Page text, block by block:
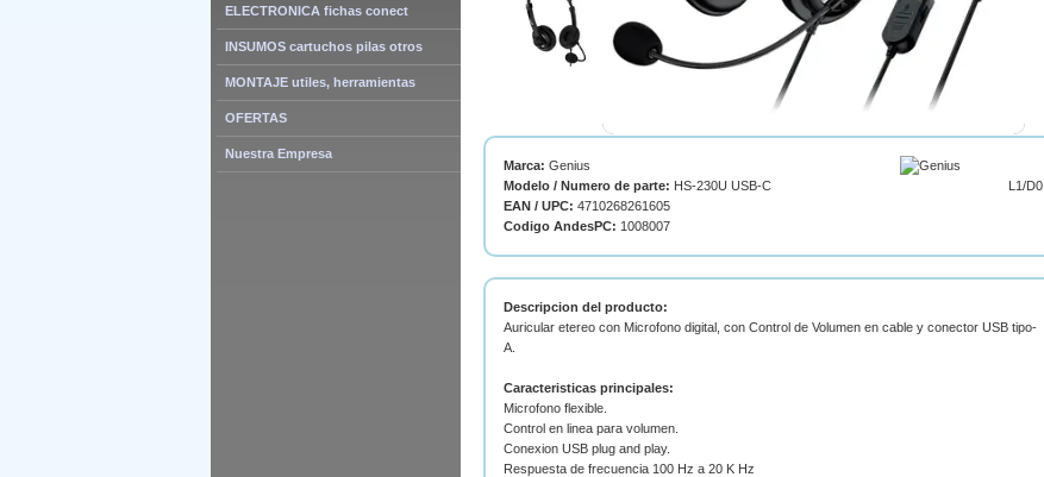
ELECTRONICA fichas conect
INSUMOS cartuchos pilas otros
MONTAJE utiles, herramientas
OFERTAS
Nuestra Empresa
L1/D0
Marca: Genius
Modelo / Numero de parte: HS-230U USB-C
EAN / UPC: 4710268261605
Codigo AndesPC: 1008007
Descripcion del producto:
Auricular etereo con Microfono digital, con Control de Volumen en cable y conector USB tipo-
A.
Caracteristicas principales:
Microfono flexible.
Control en linea para volumen.
Conexion USB plug and play.
Respuesta de frecuencia 100 Hz a 20 K Hz